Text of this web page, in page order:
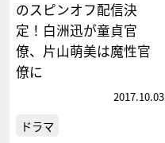
のスピンオフ配信決
定！白洲迅が童貞官
僚、片山萌美は魔性官
僚に
2017.10.03
ドラマ